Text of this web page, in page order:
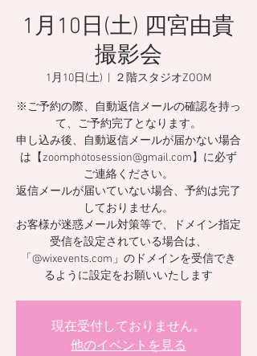
1月10日(土) 四宮由貴
撮影会
1月10日(土) ２階スタジオZOOM
※ご予約の際、自動返信メールの確認を持っ
て、ご予約完了となります。
申し込み後、自動返信メールが届かない場合
は【zoomphotosession@gmail.com】に必ず
ご連絡ください。
返信メールが届いていない場合、予約は完了
しておりません。
お客様が迷惑メール対策等で、ドメイン指定
受信を設定されている場合は、
「@wixevents.com」のドメインを受信でき
るように設定をお願いいたします
現在受付しておりません。
他のイベントを見る